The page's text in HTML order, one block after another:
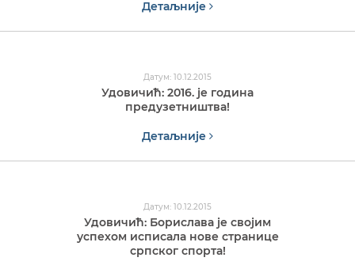
Детаљније
Датум: 10.12.2015
Удовичић: 2016. је година
предузетништва!
Детаљније
Датум: 10.12.2015
Удовичић: Борислава је својим
успехом исписала нове странице
српског спорта!